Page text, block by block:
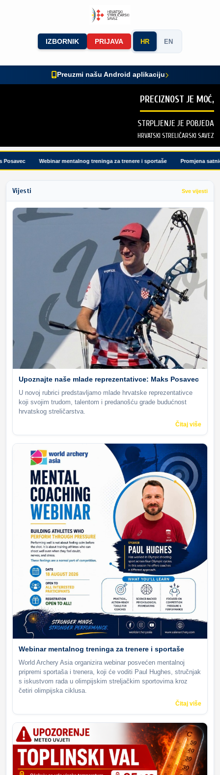
IZBORNIK PRIJAVA HR EN
Preuzmi našu Android aplikaciju
PRECIZNOST JE MOĆ,
STRPLJENJE JE POBJEDA
HRVATSKI STRELIČARSKI SAVEZ
Webinar mentalnog treninga za trenere i sportaše Promjena
Vijesti Sve vijesti
Upoznajte naše mlade reprezentativce: Maks Posavec
U novoj rubrici predstavljamo mlade hrvatske reprezentativce
koji svojim trudom, talentom i predanošću grade budućnost
hrvatskog streličarstva.
Čitaj više
Webinar mentalnog treninga za trenere i sportaše
World Archery Asia organizira webinar posvećen mentalnoj
pripremi sportaša i trenera, koji će voditi Paul Hughes, stručnjak
s iskustvom rada u olimpijskim streljačkim sportovima kroz
četiri olimpijska ciklusa.
Čitaj više